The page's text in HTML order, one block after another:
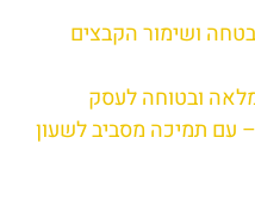
ושימור הקבצים
עם תמיכה מסביב לשעון